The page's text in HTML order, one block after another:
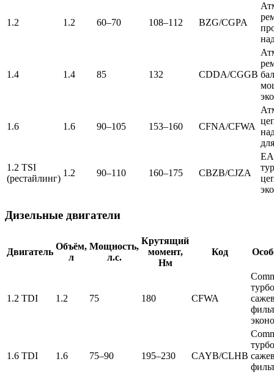
1.2 1.2 60–70 108–112 BZG/CGPA
1.4 1.4 85 132 CDDA/CGGB
1.6 1.6 90–105 153–160 CFNA/CFWA
1.2 TSI
(рестайлинг)
1.2 90–110 160–175 CBZB/CJZA
Дизельные двигатели
Двигатель
Объём,
л
Мощность,
л.с.
Крутящий
момент,
Нм
Код
1.2 TDI 1.2 75 180 CFWA
1.6 TDI 1.6 75–90 195–230 CAYB/CLHB